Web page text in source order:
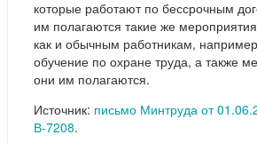
которые работают по бессрочным
им полагаются такие же
как и обычным работникам,
обучение по охране труда, а также
они им полагаются.
Источник: письмо Минтруда от
В-7208.